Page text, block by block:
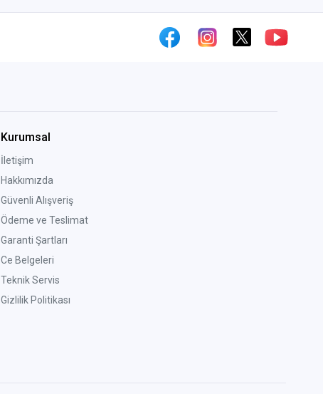
Kurumsal
İletişim
Hakkımızda
Güvenli Alışveriş
Ödeme ve Teslimat
Garanti Şartları
Ce Belgeleri
Teknik Servis
Gizlilik Politikası